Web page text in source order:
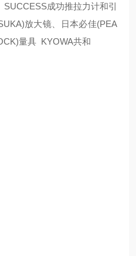
成功推拉力计和引
放大镜、日本必佳(PEA
量具 KYOWA共和